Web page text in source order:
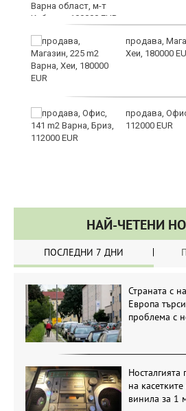
продава,
Хеи, 180000
продава,
112000 EUR
НАЙ-ЧЕТЕНИ
ПОСЛЕДНИ 7 ДНИ
Страната с
Европа
проблема с
на
винила за 1